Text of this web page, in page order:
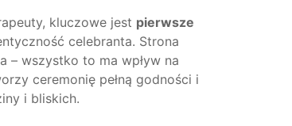
kluczowe jest pierwsze
celebranta. Strona
– wszystko to ma wpływ na
ceremonię pełną godności i
i bliskich.